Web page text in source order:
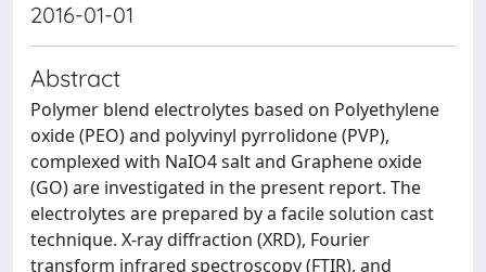
2016-01-01
Abstract
Polymer blend electrolytes based on Polyethylene
oxide (PEO) and polyvinyl pyrrolidone (PVP),
complexed with NaIO4 salt and Graphene oxide
(GO) are investigated in the present report. The
electrolytes are prepared by a facile solution cast
technique. X-ray diffraction (XRD), Fourier
transform infrared spectroscopy (FTIR), and